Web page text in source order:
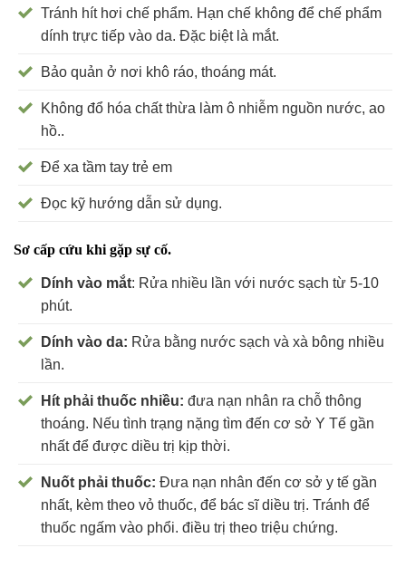
Tránh hít hơi chế phẩm. Hạn chế không để chế phẩm
dính trực tiếp vào da. Đặc biệt là mắt.
Bảo quản ở nơi khô ráo, thoáng mát.
Không đổ hóa chất thừa làm ô nhiễm nguồn nước, ao
hồ..
Để xa tầm tay trẻ em
Đọc kỹ hướng dẫn sử dụng.
Sơ cấp cứu khi gặp sự cố.
Dính vào mắt: Rửa nhiều lần với nước sạch từ 5-10
phút.
Dính vào da: Rửa bằng nước sạch và xà bông nhiều
lần.
Hít phải thuốc nhiều: đưa nạn nhân ra chỗ thông
thoáng. Nếu tình trạng nặng tìm đến cơ sở Y Tế gần
nhất để được diều trị kịp thời.
Nuốt phải thuốc: Đưa nạn nhân đến cơ sở y tế gần
nhất, kèm theo vỏ thuốc, để bác sĩ diều trị. Tránh để
thuốc ngấm vào phổi. điều trị theo triệu chứng.